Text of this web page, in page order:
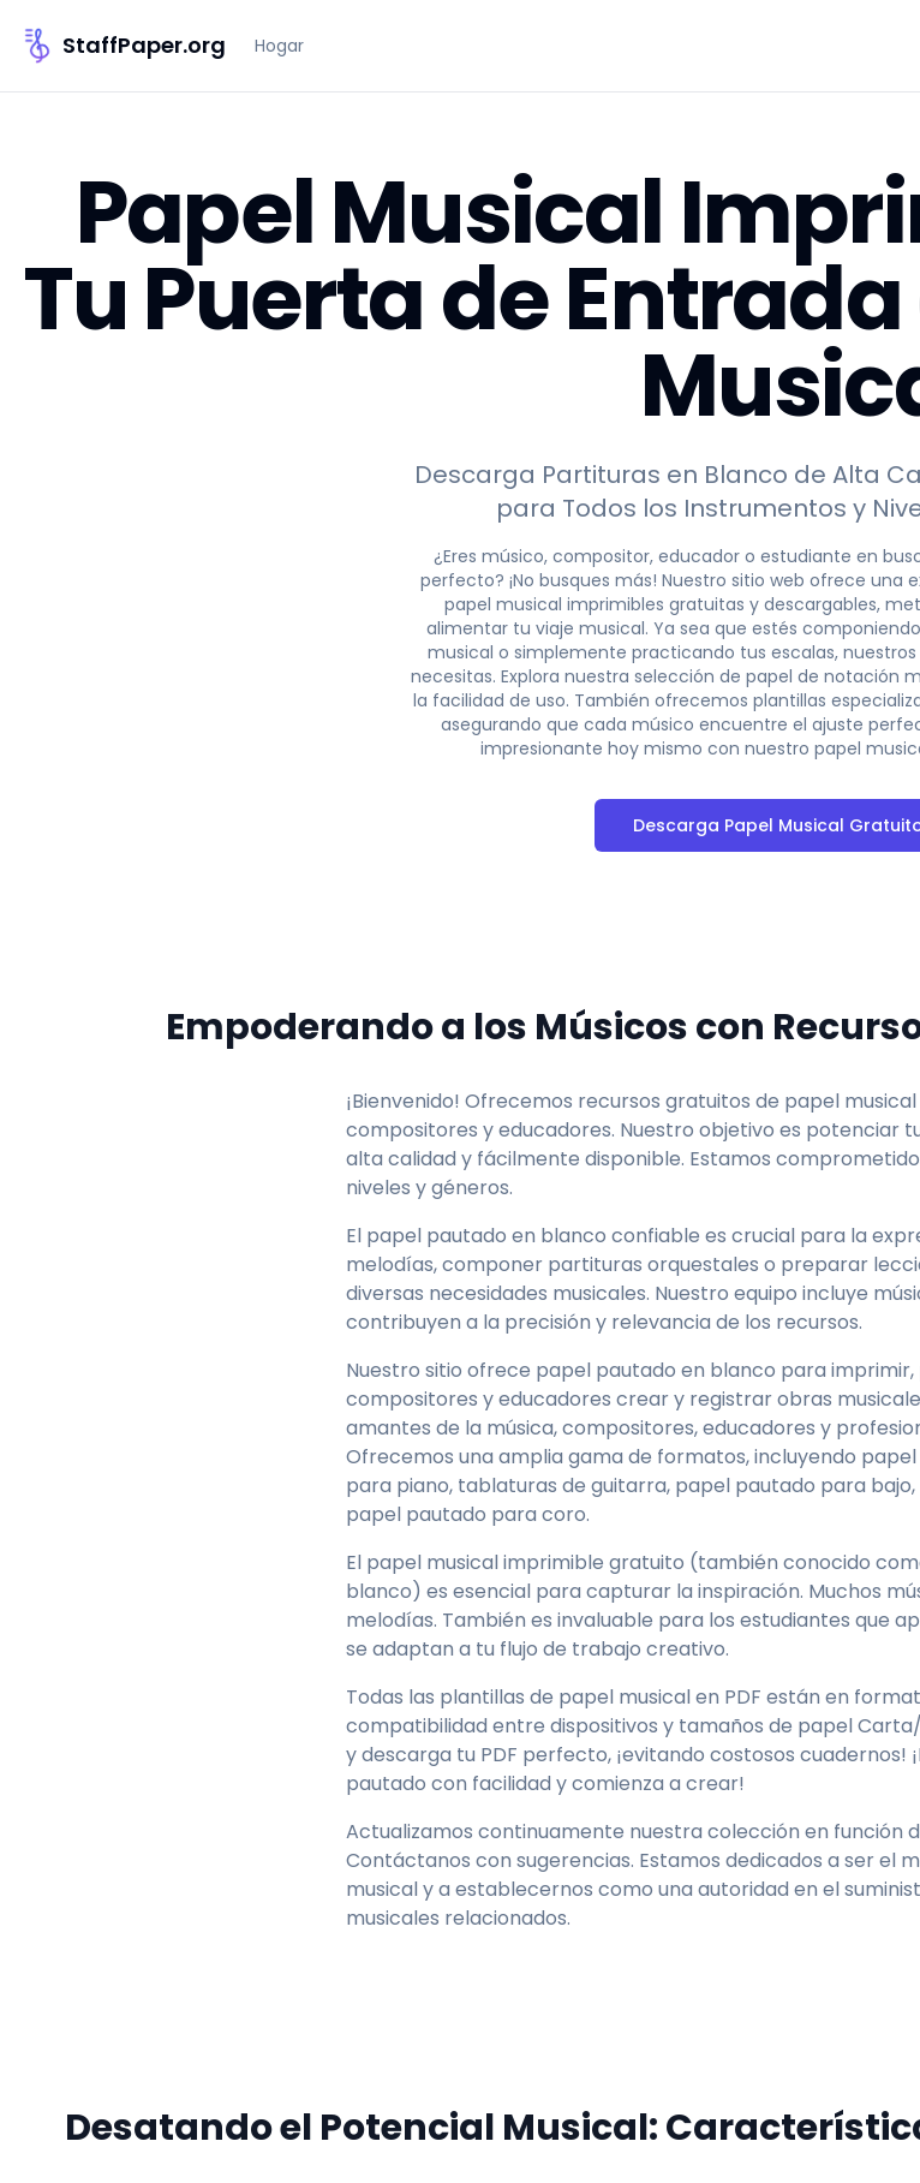
StaffPaper.org Hogar
Papel Musical
Tu Puerta de
Descarga Partituras en Blanco de Alta
para Todos los Instrumentos y
¿Eres músico, compositor, educador o estudiante en
perfecto? ¡No busques más! Nuestro sitio web ofrece una
papel musical imprimibles gratuitas y descargables,
alimentar tu viaje musical. Ya sea que estés
musical o simplemente practicando tus escalas,
necesitas. Explora nuestra selección de papel de notación
la facilidad de uso. También ofrecemos plantillas
asegurando que cada músico encuentre el ajuste
impresionante hoy mismo con nuestro papel
Descarga Papel Musical
Printable
Guitar 🎸 Bass 🥁Percussion 🎤Choir
Treble clef
Tenor clef
Treble clef
Tenor clef
Empoderando a los Músicos con
¡Bienvenido! Ofrecemos recursos gratuitos de papel
compositores y educadores. Nuestro objetivo es potenciar
alta calidad y fácilmente disponible. Estamos
niveles y géneros.
El papel pautado en blanco confiable es crucial para la
melodías, componer partituras orquestales o preparar
diversas necesidades musicales. Nuestro equipo incluye
contribuyen a la precisión y relevancia de los recursos.
Nuestro sitio ofrece papel pautado en blanco para
compositores y educadores crear y registrar obras
amantes de la música, compositores, educadores y
Ofrecemos una amplia gama de formatos, incluyendo
para piano, tablaturas de guitarra, papel pautado para
papel pautado para coro.
El papel musical imprimible gratuito (también conocido
blanco) es esencial para capturar la inspiración. Muchos
melodías. También es invaluable para los estudiantes que
se adaptan a tu flujo de trabajo creativo.
Todas las plantillas de papel musical en PDF están en
compatibilidad entre dispositivos y tamaños de papel
y descarga tu PDF perfecto, ¡evitando costosos
pautado con facilidad y comienza a crear!
Actualizamos continuamente nuestra colección en función
Contáctanos con sugerencias. Estamos dedicados a ser el
musical y a establecernos como una autoridad en el
musicales relacionados.
Desatando el Potencial Musical: